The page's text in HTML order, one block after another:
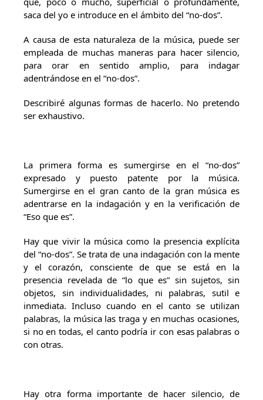
saca del yo e introduce en el ámbito del “no-dos”.
A causa de esta naturaleza de la música, puede ser
empleada de muchas maneras para hacer silencio,
para orar en sentido amplio, para indagar
adentrándose en el “no-dos”.
Describiré algunas formas de hacerlo. No pretendo
ser exhaustivo.
La primera forma es sumergirse en el “no-dos”
expresado y puesto patente por la música.
Sumergirse en el gran canto de la gran música es
adentrarse en la indagación y en la verificación de
“Eso que es”.
Hay que vivir la música como la presencia explícita
del “no-dos”. Se trata de una indagación con la mente
y el corazón, consciente de que se está en la
presencia revelada de “lo que es” sin sujetos, sin
objetos, sin individualidades, ni palabras, sutil e
inmediata. Incluso cuando en el canto se utilizan
palabras, la música las traga y en muchas ocasiones,
si no en todas, el canto podría ir con esas palabras o
con otras.
Hay otra forma importante de hacer silencio, de